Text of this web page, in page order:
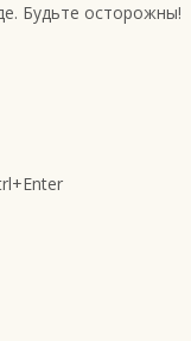
Будьте осторожны!